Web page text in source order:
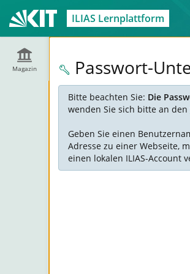
ILIAS Lernplattform
Magazin Passwort-
Bitte beachten Sie: Die
wenden Sie sich bitte an den
Geben Sie einen
Adresse zu einer Webseite,
einen lokalen ILIAS-Account